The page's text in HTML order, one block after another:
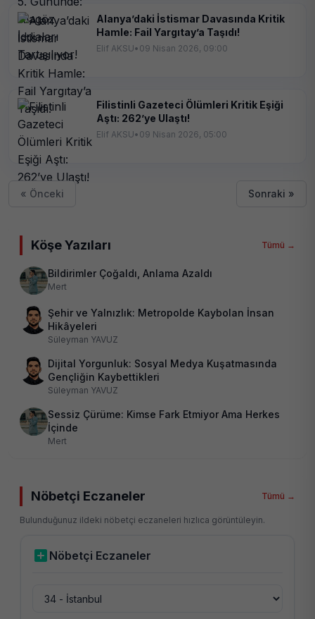
Alanya’daki İstismar Davasında Kritik
Hamle: Fail Yargıtay’a Taşıdı!
Elif AKSU• 09 Nisan 2026, 09:00
Filistinli Gazeteci Ölümleri Kritik Eşiği
Aştı: 262’ye Ulaştı!
Elif AKSU• 09 Nisan 2026, 05:00
« Önceki Sonraki »
Köşe Yazıları Tümü →
Bildirimler Çoğaldı, Anlama Azaldı
Mert
Şehir ve Yalnızlık: Metropolde Kaybolan İnsan
Hikâyeleri
Süleyman YAVUZ
Dijital Yorgunluk: Sosyal Medya Kuşatmasında
Gençliğin Kaybettikleri
Süleyman YAVUZ
Sessiz Çürüme: Kimse Fark Etmiyor Ama Herkes
İçinde
Mert
Nöbetçi Eczaneler Tümü →
Bulunduğunuz ildeki nöbetçi eczaneleri hızlıca görüntüleyin.